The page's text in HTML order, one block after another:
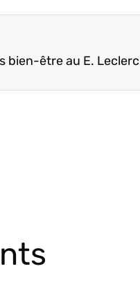
bien-être au E.